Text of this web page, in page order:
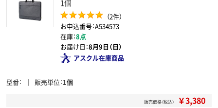
1個
（2件）
お申込番号：A534573
在庫：8点
お届け日：8月9日（日）
アスクル在庫商品
型番 販売単位 1個
販売価格（税込） ￥3,380